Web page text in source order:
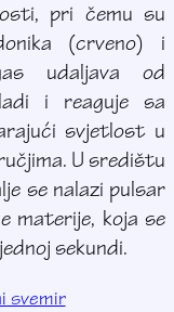
pri čemu su
(crveno) i
udaljava od
i reaguje sa
svjetlost u
U središtu
se nalazi pulsar
materije, koja se
sekundi.
svemir